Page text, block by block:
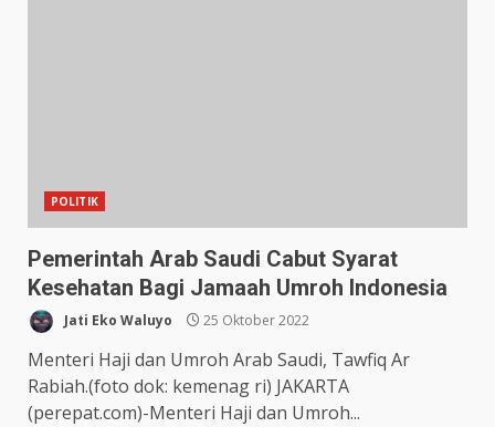
POLITIK
Pemerintah Arab Saudi Cabut Syarat
Kesehatan Bagi Jamaah Umroh Indonesia
Jati Eko Waluyo 25 Oktober 2022
Menteri Haji dan Umroh Arab Saudi, Tawfiq Ar
Rabiah.(foto dok: kemenag ri) JAKARTA
(perepat.com)-Menteri Haji dan Umroh...